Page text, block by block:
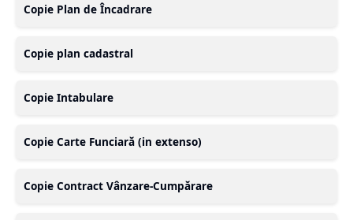
Copie Plan de Încadrare
Copie plan cadastral
Copie Intabulare
Copie Carte Funciară (in extenso)
Copie Contract Vânzare-Cumpărare